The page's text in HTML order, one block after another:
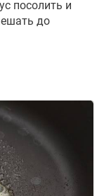
посолить и
до